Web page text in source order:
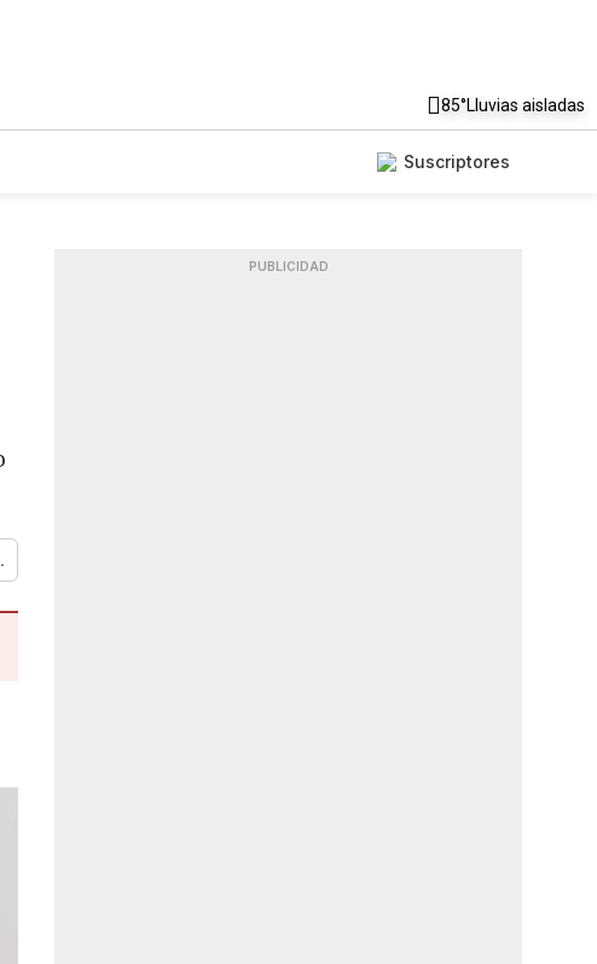
85°Lluvias aisladas
Suscriptores
PUBLICIDAD